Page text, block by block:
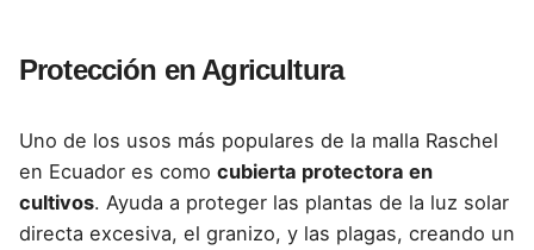
Protección en Agricultura
Uno de los usos más populares de la malla Raschel
en Ecuador es como cubierta protectora en
cultivos. Ayuda a proteger las plantas de la luz solar
directa excesiva, el granizo, y las plagas, creando un